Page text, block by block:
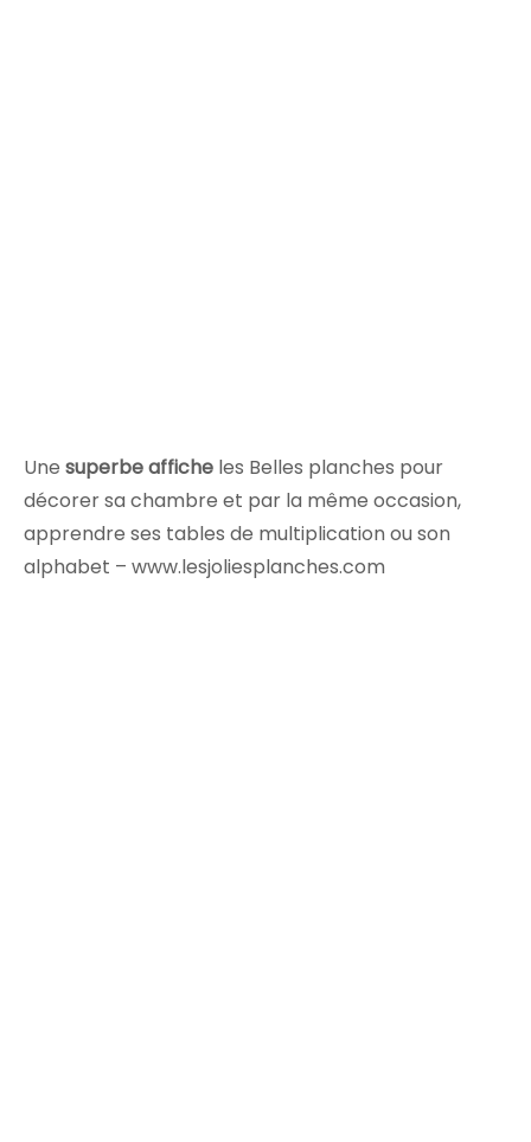
Une superbe affiche les Belles planches pour
décorer sa chambre et par la même occasion,
apprendre ses tables de multiplication ou son
alphabet – www.lesjoliesplanches.com